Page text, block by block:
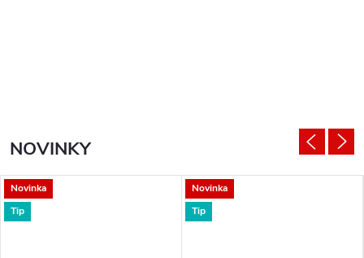
NOVINKY
Novinka
Tip
Novinka
Tip